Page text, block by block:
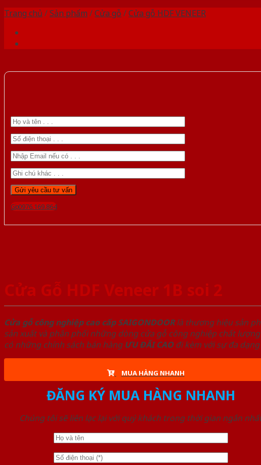
Trang chủ /Sản phẩm /Cửa gỗ /Cửa gỗ HDF VENEER
Gọi 0976.169.864
Cửa Gỗ HDF Veneer 1B soi 2
Cửa gỗ công nghiệp cao cấp SAIGONDOORlà thương hiệu sản
sản xuất và phân phối những dòng cửa gỗ công nghiệp chất
có những chính sách bán hàng ƯU ĐÃI CAOđi kèm với sự đa
MUA HÀNG NHANH
ĐĂNG KÝ MUA HÀNG NHANH
Chúng tôi sẽ liên lạc lại với quý khách trong thời gian ngắn